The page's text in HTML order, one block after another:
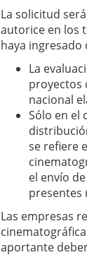
La solicitud
autorice en los
haya
La
proyectos
nacional
Sólo en el
se refiere
el envío
presentes
Las empresas
aportante